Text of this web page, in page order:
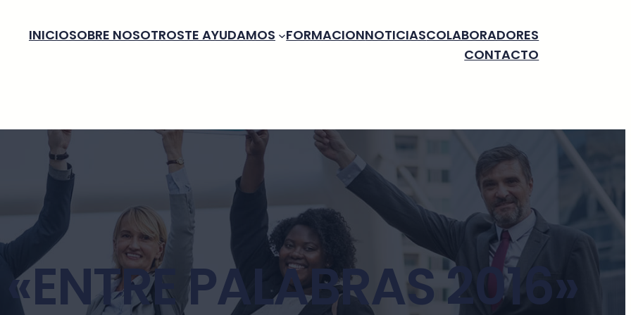
INICIOSOBRE NOSOTROSTE AYUDAMOS FORMACIONNOTICIASCOLABORADORES
CONTACTO
PALABRAS 2016»